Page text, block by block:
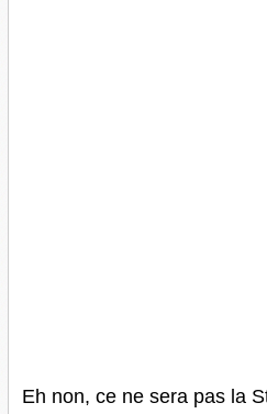
Eh non, ce ne sera pas la